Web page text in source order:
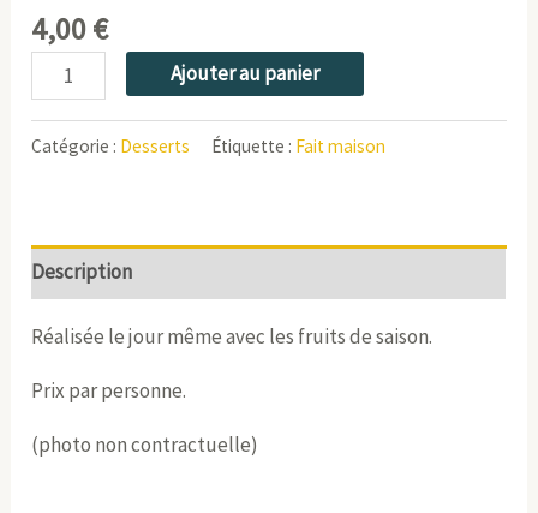
4,00€
Ajouter au panier
Catégorie : Desserts Étiquette : Fait maison
Description
Réalisée le jour même avec les fruits de saison.
Prix par personne.
(photo non contractuelle)